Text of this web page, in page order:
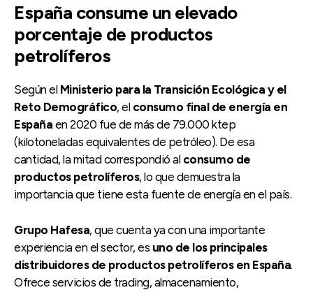
España consume un elevado
porcentaje de productos
petrolíferos
Según el Ministerio para la Transición Ecológica y el
Reto Demográfico, el consumo final de energía en
España en 2020 fue de más de 79.000 ktep
(kilotoneladas equivalentes de petróleo). De esa
cantidad, la mitad correspondió al consumo de
productos petrolíferos, lo que demuestra la
importancia que tiene esta fuente de energía en el país.
Grupo Hafesa, que cuenta ya con una importante
experiencia en el sector, es uno de los principales
distribuidores de productos petrolíferos en España.
Ofrece servicios de trading, almacenamiento,